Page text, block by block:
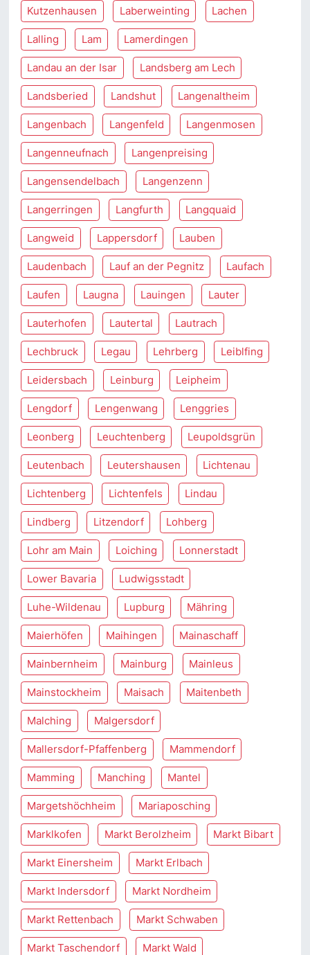
Kutzenhausen Laberweinting Lachen
Lalling Lam Lamerdingen
Landau an der Isar Landsberg am Lech
Landsberied Landshut Langenaltheim
Langenbach Langenfeld Langenmosen
Langenneufnach Langenpreising
Langensendelbach Langenzenn
Langerringen Langfurth Langquaid
Langweid Lappersdorf Lauben
Laudenbach Lauf an der Pegnitz Laufach
Laufen Laugna Lauingen Lauter
Lauterhofen Lautertal Lautrach
Lechbruck Legau Lehrberg Leiblfing
Leidersbach Leinburg Leipheim
Lengdorf Lengenwang Lenggries
Leonberg Leuchtenberg Leupoldsgrün
Leutenbach Leutershausen Lichtenau
Lichtenberg Lichtenfels Lindau
Lindberg Litzendorf Lohberg
Lohr am Main Loiching Lonnerstadt
Lower Bavaria Ludwigsstadt
Luhe-Wildenau Lupburg Mähring
Maierhöfen Maihingen Mainaschaff
Mainbernheim Mainburg Mainleus
Mainstockheim Maisach Maitenbeth
Malching Malgersdorf
Mallersdorf-Pfaffenberg Mammendorf
Mamming Manching Mantel
Margetshöchheim Mariaposching
Marklkofen Markt Berolzheim Markt Bibart
Markt Einersheim Markt Erlbach
Markt Indersdorf Markt Nordheim
Markt Rettenbach Markt Schwaben
Markt Taschendorf Markt Wald